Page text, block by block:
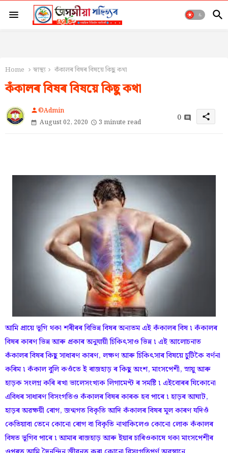
Home স্বাস্থ্য কঁকালৰ বিষৰ বিষয়ে কিছু কথা
কঁকালৰ বিষৰ বিষয়ে কিছু কথা
person©Admin
August 02, 2020
3 minute read 0 share
আমি প্ৰায়ে ভূগি থকা শৰীৰৰ বিভিন্ন বিষৰ অন্যতম এই কঁকালৰ বিষ ৷ কঁকালৰ
বিষৰ কাৰণ ভিন্ন আৰু প্ৰকাৰ অনুযায়ী চিকিৎসাও ভিন্ন ৷ এই আলোচনাত
কঁকালৰ বিষৰ কিছু সাধাৰণ কাৰণ, লক্ষণ আৰু চিকিৎসাৰ বিষয়ে চুটিকৈ বৰ্ণনা
কৰিম ৷ কঁকাল বুলি কওঁতে ই ৰাজহাড় ৰ কিছু অংশ, মাংসপেশী, স্নায়ু আৰু
হাড়ক সংলগ্ন কৰি ৰখা ভালেসংখ্যক লিগামেণ্ট ৰ সমষ্টি ৷ এইবোৰৰ যিকোনো
এবিধৰ সাধাৰণ বিসংগতিও কঁকালৰ বিষৰ কাৰক হব পাৰে ৷ হাড়ৰ আঘাট,
হাড়ৰ অৱক্ষয়ী ৰোগ, জন্মগত বিকৃতি আদি কঁকালৰ বিষৰ মূল কাৰণ যদিওঁ
কেতিয়াবা তেনে কোনো ৰোগ বা বিকৃতি নাথাকিলেও কোনো লোক কঁকালৰ
বিষত ভূগিব পাৰে ৷ আমাৰ ৰাজহাড় আৰু ইয়াৰ চাৰিওকাষে থকা মাংসপেশীৰ